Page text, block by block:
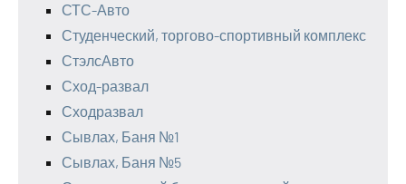
СТС-Авто
Студенческий, торгово-спортивный комплекс
СтэлсАвто
Сход-развал
Сходразвал
Сывлах, Баня №1
Сывлах, Баня №5